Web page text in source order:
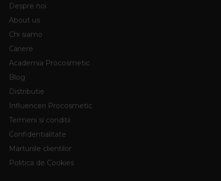
Despre noi
About us
Chi siamo
Cariere
Academia Procosmetic
Blog
Distributie
Influenceri Procosmetic
Termeni si conditii
Confidentialitate
Marturiile clientilor
Politica de Cookies